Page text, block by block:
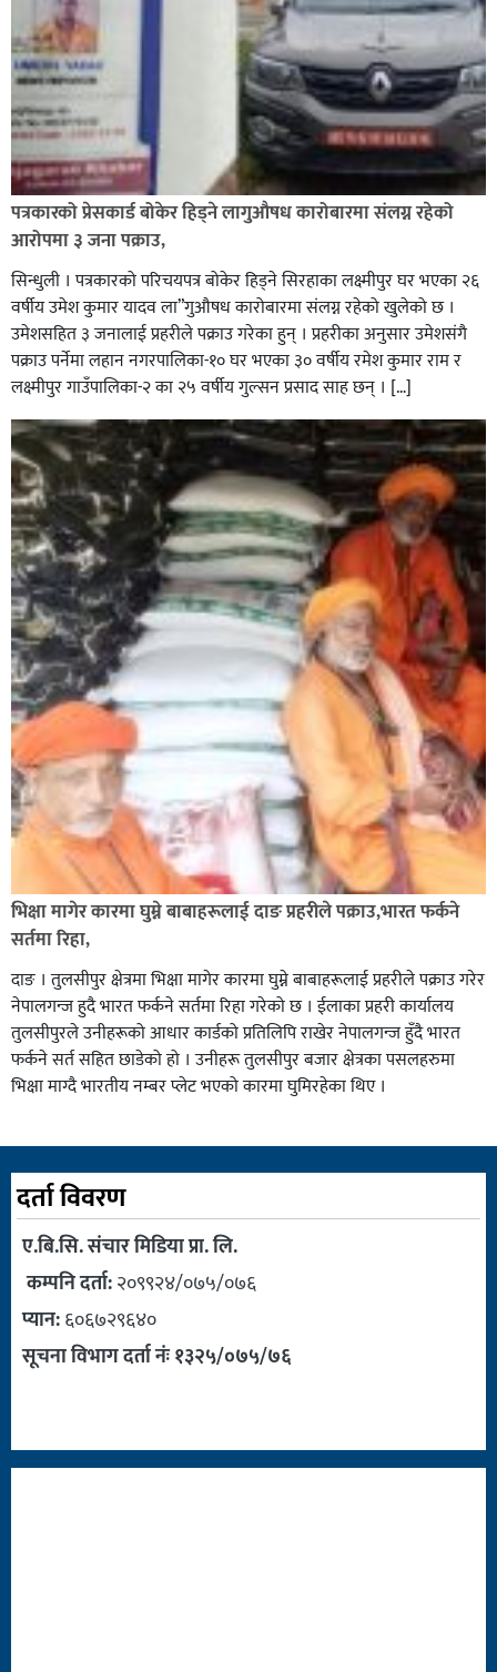
पत्रकारको प्रेसकार्ड बोकेर हिड्ने लागुऔषध कारोबारमा संलग्न रहेको
आरोपमा ३ जना पक्राउ,
सिन्धुली । पत्रकारको परिचयपत्र बोकेर हिड्ने सिरहाका लक्ष्मीपुर घर भएका २६
वर्षीय उमेश कुमार यादव ला”गुऔषध कारोबारमा संलग्न रहेको खुलेको छ ।
उमेशसहित ३ जनालाई प्रहरीले पक्राउ गरेका हुन् । प्रहरीका अनुसार उमेशसंगै
पक्राउ पर्नेमा लहान नगरपालिका-१० घर भएका ३० वर्षीय रमेश कुमार राम र
लक्ष्मीपुर गाउँपालिका-२ का २५ वर्षीय गुल्सन प्रसाद साह छन् । […]
भिक्षा मागेर कारमा घुम्ने बाबाहरूलाई दाङ प्रहरीले पक्राउ,भारत फर्कने
सर्तमा रिहा,
दाङ । तुलसीपुर क्षेत्रमा भिक्षा मागेर कारमा घुम्ने बाबाहरूलाई प्रहरीले पक्राउ गरेर
नेपालगन्ज हुदै भारत फर्कने सर्तमा रिहा गरेको छ । ईलाका प्रहरी कार्यालय
तुलसीपुरले उनीहरूको आधार कार्डको प्रतिलिपि राखेर नेपालगन्ज हुँदै भारत
फर्कने सर्त सहित छाडेको हो । उनीहरू तुलसीपुर बजार क्षेत्रका पसलहरुमा
भिक्षा माग्दै भारतीय नम्बर प्लेट भएको कारमा घुमिरहेका थिए ।
दर्ता विवरण
ए.बि.सि. संचार मिडिया प्रा. लि.
कम्पनि दर्ता:२०९९२४/०७५/०७६
प्यान:६०६७२९६४०
सूचना विभाग दर्ता नंः १३२५/०७५/७६